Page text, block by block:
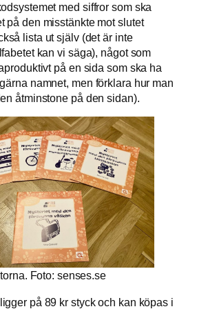
med siffror som ska
på den misstänkte mot slutet
lista ut själv (det är inte
kan vi säga), något som
på en sida som ska ha
namnet, men förklara hur man
åtminstone på den sidan).
Foto: senses.se
på 89 kr styck och kan köpas i